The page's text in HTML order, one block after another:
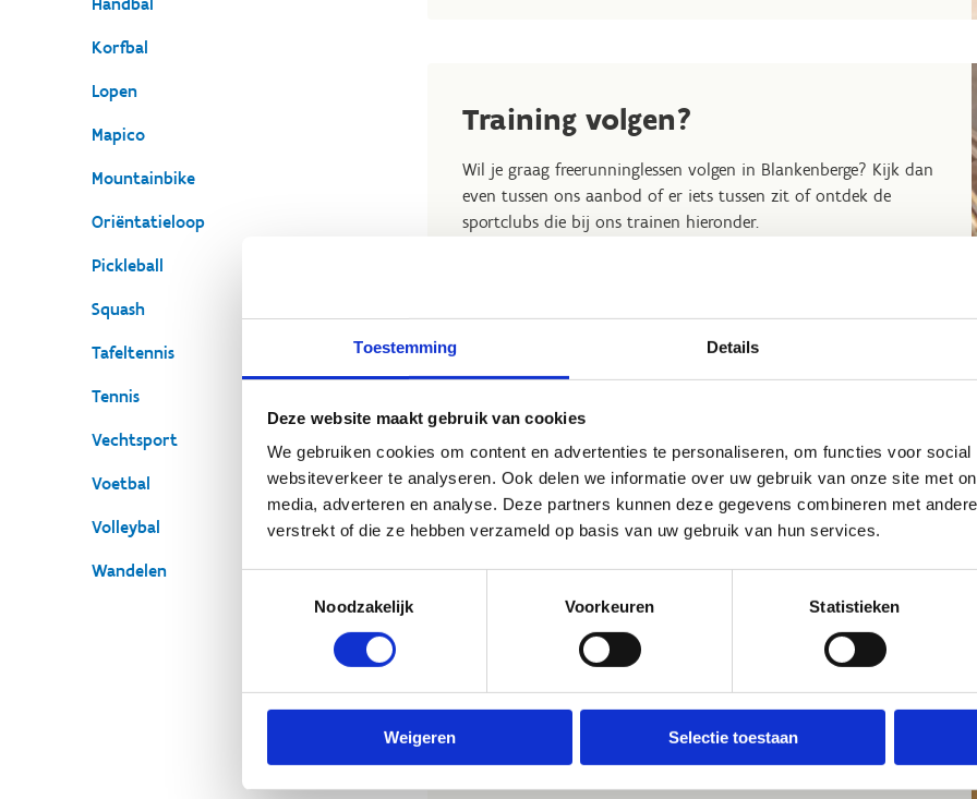
Toestemming Details
Deze website maakt gebruik van cookies
We gebruiken cookies om content en advertenties te personaliseren, om functies voor
websiteverkeer te analyseren. Ook delen we informatie over uw gebruik van onze site met
media, adverteren en analyse. Deze partners kunnen deze gegevens combineren met
verstrekt of die ze hebben verzameld op basis van uw gebruik van hun services.
Noodzakelijk
Voorkeuren Statistieken
Weigeren Selectie toestaan
Korfbal
Lopen
Mapico
Mountainbike
Oriëntatieloop
Pickleball
Squash
Tafeltennis
Tennis
Vechtsport
Voetbal
Volleybal
Wandelen
Training volgen?
Wil je graag freerunninglessen volgen in Blankenberge? Kijk dan
even tussen ons aanbod of er iets tussen zit of ontdek de
sportclubs die bij ons trainen hieronder.
contact met ons op om meer mogelijkheden te bekijken.
Exception
Movement
Florian Tanghe
Stuur een bericht